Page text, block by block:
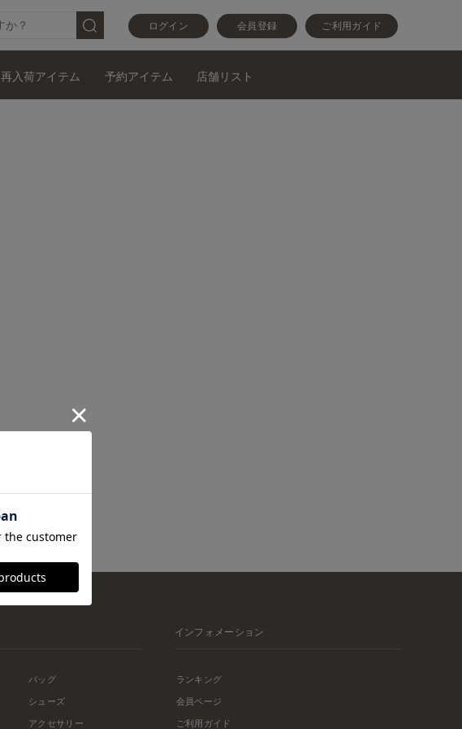
ログイン 会員登録 ご利用ガイド
再入荷アイテム 予約アイテム 店舗リスト
バッグ
シューズ
アクセサリー
インフォメーション
ランキング
会員ページ
ご利用ガイド